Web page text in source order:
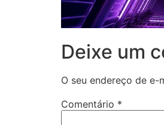
Deixe um
O seu endereço de e-
Comentário *